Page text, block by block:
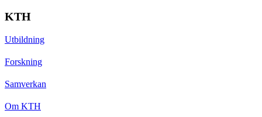
KTH
Utbildning
Forskning
Samverkan
Om KTH